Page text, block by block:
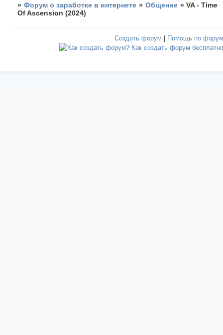
» Форум о заработке в интернете » Общение »VA - Time
Of Ascension (2024)
Создать форум Помощь по